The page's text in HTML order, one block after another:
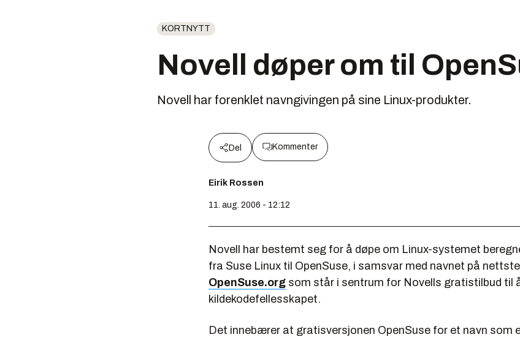
KORTNYTT
Novell døper om til
Novell har forenklet navngivingen på sine Linux-produkter.
Del Kommenter
Eirik Rossen
11. aug. 2006 - 12:12
Novell har bestemt seg for å døpe om Linux-systemet
fra Suse Linux til OpenSuse, i samsvar med navnet på
OpenSuse.org som står i sentrum for Novells gratistilbud til
kildekodefellesskapet.
Det innebærer at gratisversjonen OpenSuse for et navn som